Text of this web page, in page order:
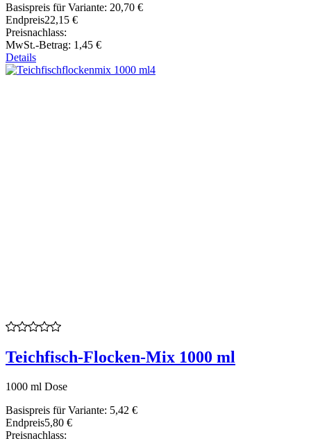
Basispreis für Variante: 20,70 €
Endpreis22,15 €
Preisnachlass:
MwSt.-Betrag: 1,45 €
Details
Teichfisch-Flocken-Mix 1000 ml
1000 ml Dose
Basispreis für Variante: 5,42 €
Endpreis5,80 €
Preisnachlass: